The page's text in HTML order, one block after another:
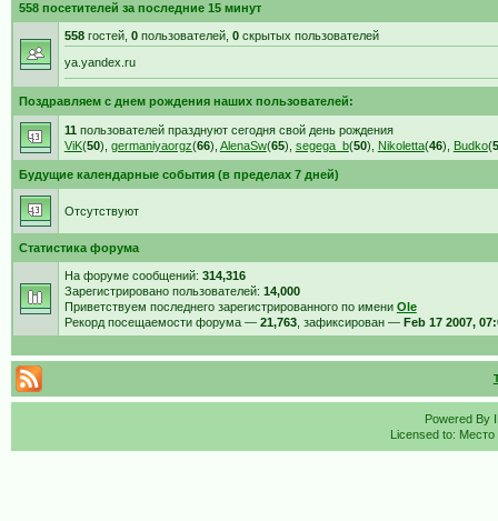
558 посетителей за последние 15 минут
558гостей, 0пользователей, 0скрытых пользователей
ya.yandex.ru
Поздравляем с днем рождения наших пользователей:
11 пользователей празднуют сегодня свой день рождения
ViK(50), germaniyaorgz(66), AlenaSw(65), segega_b(50), Nikoletta(46), Budko(
Будущие календарные события (в пределах 7 дней)
Отсутствуют
Статистика форума
На форуме сообщений: 314,316
Зарегистрировано пользователей: 14,000
Приветствуем последнего зарегистрированного по имени Ole
Рекорд посещаемости форума — 21,763, зафиксирован — Feb 17 2007,
Powered By
Licensed to: